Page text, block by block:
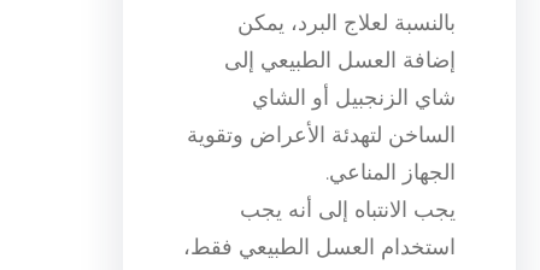
بالنسبة لعلاج البرد، يمكن
إضافة العسل الطبيعي إلى
شاي الزنجبيل أو الشاي
الساخن لتهدئة الأعراض وتقوية
الجهاز المناعي.
يجب الانتباه إلى أنه يجب
استخدام العسل الطبيعي فقط،